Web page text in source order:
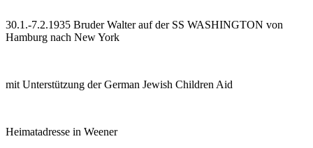
30.1.-7.2.1935 Bruder Walter auf der SS WASHINGTON von
Hamburg nach New York
mit Unterstützung der German Jewish Children Aid
Heimatadresse in Weener